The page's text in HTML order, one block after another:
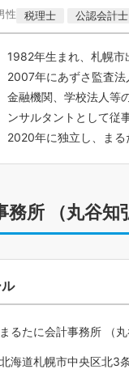
性 税理士 公認会計士
1982年生まれ、札幌市
2007年にあずさ監査
金融機関、学校法人等
ンサルタントとして従事
2020年に独立し、まる
務所 （丸谷
まるたに会計事務所 （
北海道札幌市中央区北3